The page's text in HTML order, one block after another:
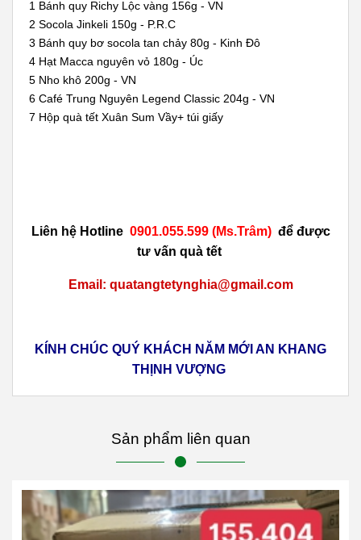
1 Bánh quy Richy Lộc vàng 156g - VN
2 Socola Jinkeli 150g - P.R.C
3 Bánh quy bơ socola tan chảy 80g - Kinh Đô
4 Hạt Macca nguyên vỏ 180g - Úc
5 Nho khô 200g - VN
6 Café Trung Nguyên Legend Classic 204g - VN
7 Hộp quà tết Xuân Sum Vầy+ túi giấy
Liên hệ Hotline 0901.055.599 (Ms.Trâm) để được
tư vấn quà tết
Email: quatangtetynghia@gmail.com
KÍNH CHÚC QUÝ KHÁCH NĂM MỚI AN KHANG
THỊNH VƯỢNG
Sản phẩm liên quan